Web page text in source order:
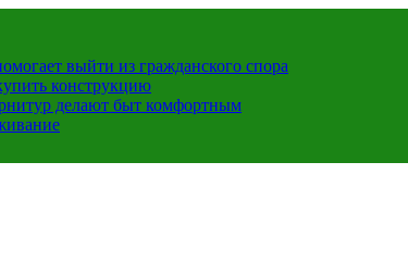
выйти из гражданского спора
конструкцию
делают быт комфортным